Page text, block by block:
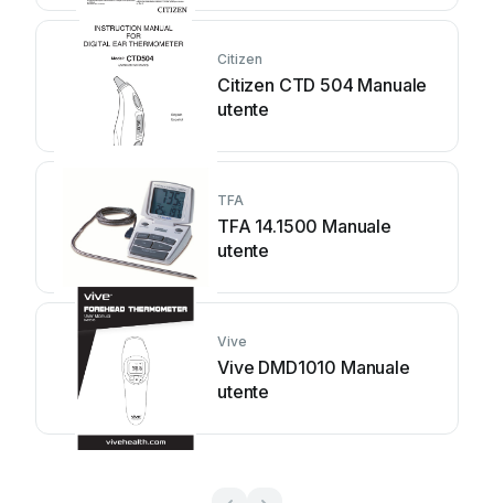
Citizen
Citizen CTD 504 Manuale
utente
TFA
TFA 14.1500 Manuale
utente
Vive
Vive DMD1010 Manuale
utente